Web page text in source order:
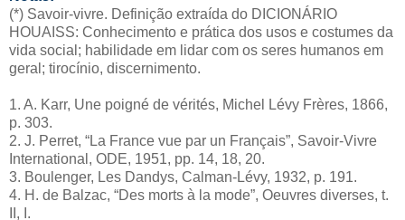
(*) Savoir-vivre. Definição extraída do DICIONÁRIO
HOUAISS: Conhecimento e prática dos usos e costumes da
vida social; habilidade em lidar com os seres humanos em
geral; tirocínio, discernimento.
1. A. Karr, Une poigné de vérités, Michel Lévy Frères, 1866,
p. 303.
2. J. Perret, “La France vue par un Français”, Savoir-Vivre
International, ODE, 1951, pp. 14, 18, 20.
3. Boulenger, Les Dandys, Calman-Lévy, 1932, p. 191.
4. H. de Balzac, “Des morts à la mode”, Oeuvres diverses, t.
II, I.